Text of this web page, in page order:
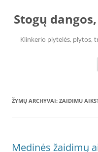
turinio
Stogų
Klinkerio plytelės, plytos,
ŽYMŲ ARCHYVAI: ZAIDIMU
Medinės žaidimų